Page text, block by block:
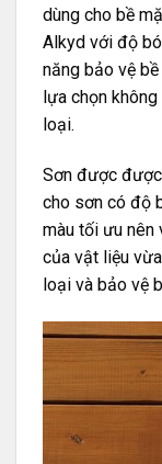
dùng cho bề
Alkyd với độ
năng bảo vệ
lựa chọn
loại.
Sơn được
cho sơn có độ
màu tối ưu
của vật liệu
loại và bảo vệ